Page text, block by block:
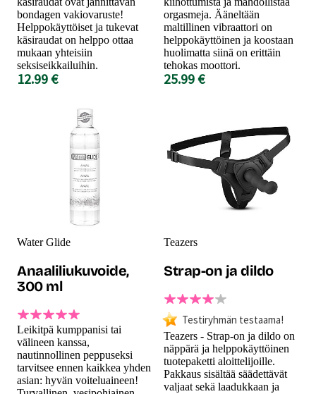
bondagen vakiovaruste!
Helppokäyttöiset ja tukevat
käsiraudat on helppo ottaa
mukaan yhteisiin
seksiseikkailuihin.
12.99 €
orgasmeja. Ääneltään
maltillinen vibraattori on
helppokäyttöinen ja koostaan
huolimatta siinä on erittäin
tehokas moottori.
25.99 €
Water Glide
Anaaliliukuvoide,
300 ml
Leikitpä kumppanisi tai
välineen kanssa,
nautinnollinen peppuseksi
tarvitsee ennen kaikkea yhden
asian: hyvän voiteluaineen!
Teazers
Strap-on ja dildo
Testiryhmän testaama!
Teazers - Strap-on ja dildo on
näppärä ja helppokäyttöinen
tuotepaketti aloittelijoille.
Pakkaus sisältää säädettävät
valjaat sekä laadukkaan ja